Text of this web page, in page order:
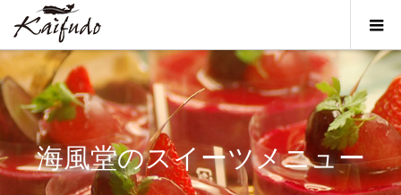
海風堂のスイーツメニュー